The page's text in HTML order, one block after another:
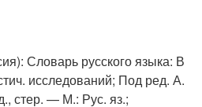
Словарь русского языка: В
исследований; Под ред. А.
стер. — М.: Рус. яз.;